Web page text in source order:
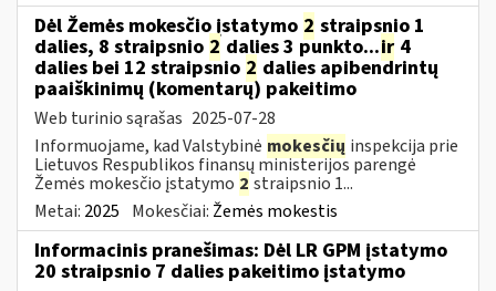
Dėl Žemės mokesčio įstatymo 2 straipsnio 1
dalies, 8 straipsnio 2 dalies 3 punkto...ir 4
dalies bei 12 straipsnio 2 dalies apibendrintų
paaiškinimų (komentarų) pakeitimo
Web turinio sąrašas 2025-07-28
Informuojame, kad Valstybinė mokesčių inspekcija prie
Lietuvos Respublikos finansų ministerijos parengė
Žemės mokesčio įstatymo 2 straipsnio 1...
Metai: 2025 Mokesčiai: Žemės mokestis
Informacinis pranešimas: Dėl LR GPM įstatymo
20 straipsnio 7 dalies pakeitimo įstatymo